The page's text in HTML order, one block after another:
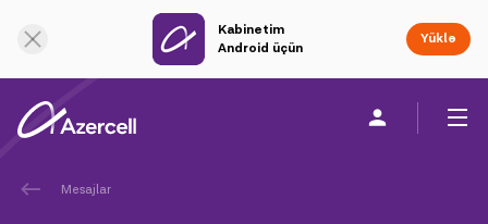
Kabinetim
Android üçün
Yüklə
Fərdi
Mesajlar
Onlayn dəstək